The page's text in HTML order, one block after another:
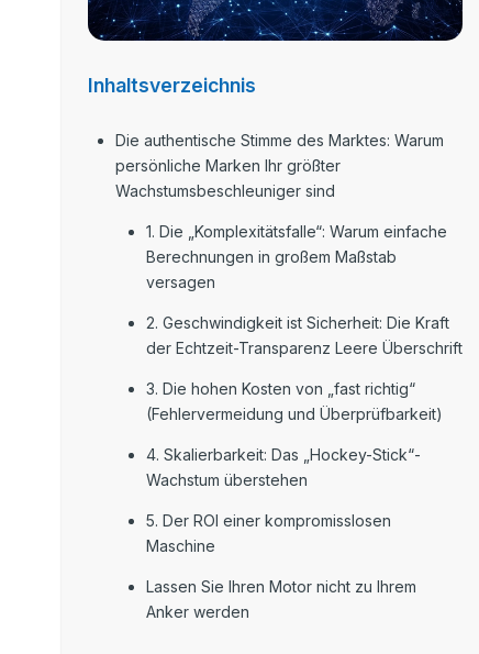
Inhaltsverzeichnis
Die authentische Stimme des Marktes: Warum
persönliche Marken Ihr größter
Wachstumsbeschleuniger sind
1. Die „Komplexitätsfalle“: Warum einfache
Berechnungen in großem Maßstab
versagen
2. Geschwindigkeit ist Sicherheit: Die Kraft
der Echtzeit-Transparenz Leere Überschrift
3. Die hohen Kosten von „fast richtig“
(Fehlervermeidung und Überprüfbarkeit)
4. Skalierbarkeit: Das „Hockey-Stick“-
Wachstum überstehen
5. Der ROI einer kompromisslosen
Maschine
Lassen Sie Ihren Motor nicht zu Ihrem
Anker werden